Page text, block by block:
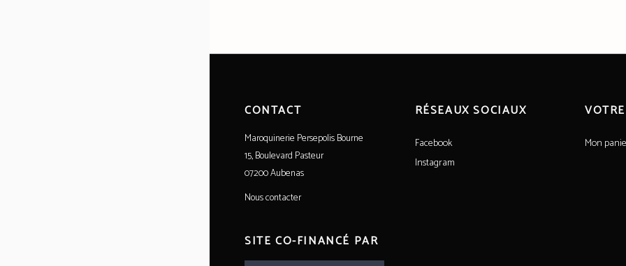
CONTACT
Maroquinerie Persepolis Bourne
15, Boulevard Pasteur
07200 Aubenas
Nous contacter
SITE CO-FINANCÉ PAR
RÉSEAUX SOCIAUX
Facebook
Instagram
Mon